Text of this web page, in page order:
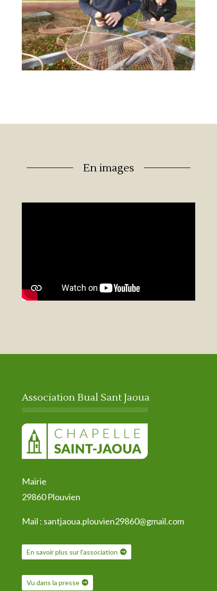
En images
Association Bual Sant Jaoua
Mairie
29860 Plouvien
Mail : santjaoua.plouvien29860@gmail.com
En savoir plus sur l'association
Vu dans la presse